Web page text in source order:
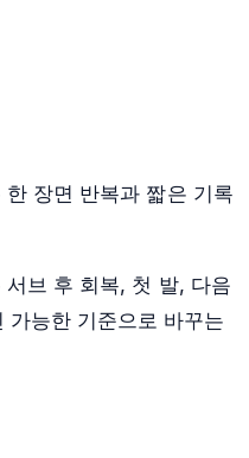
장면 반복과 짧은 기록
브 후 회복, 첫 발, 다음
가능한 기준으로 바꾸는